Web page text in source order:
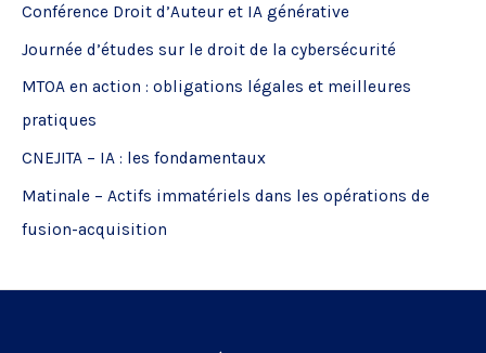
c
h
e
r
:
Conférence Droit d’Auteur et IA générative
Journée d’études sur le droit de la cybersécurité
MTOA en action : obligations légales et meilleures
pratiques
CNEJITA – IA : les fondamentaux
Matinale – Actifs immatériels dans les opérations de
fusion-acquisition